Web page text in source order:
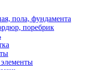
пола, фундамента
поребрик